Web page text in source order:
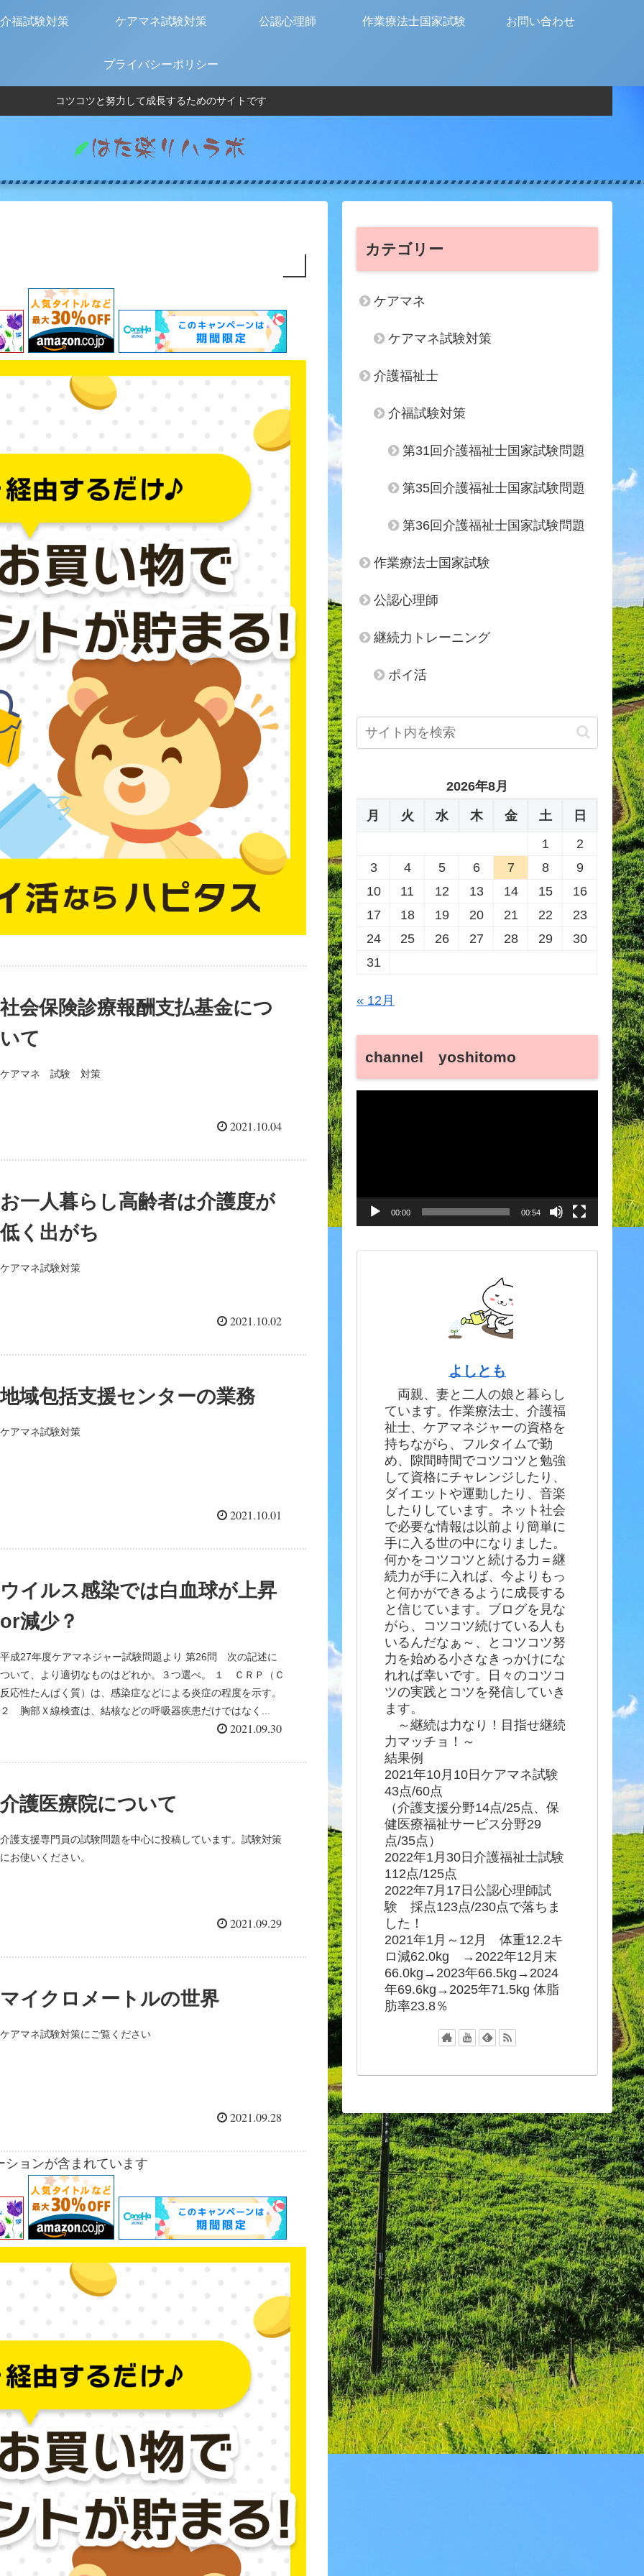
コツコツと努力して成長するためのサイトです
介福試験対策 ケアマネ試験対策 公認心理師 作業療法士国家試験 お問い合わせ
プライバシーポリシー
社会保険診療報酬支払基金につ
いて
ケアマネ 試験 対策
2021.10.04
お一人暮らし高齢者は介護度が
低く出がち
ケアマネ試験対策
2021.10.02
地域包括支援センターの業務
ケアマネ試験対策
2021.10.01
ウイルス感染では白血球が上昇
or減少？
平成27年度ケアマネジャー試験問題より 第26問 次の記述に
ついて、より適切なものはどれか。３つ選べ。 １ ＣＲＰ（Ｃ
反応性たんぱく質）は、感染症などによる炎症の程度を示す。
２ 胸部Ｘ線検査は、結核などの呼吸器疾患だけではなく...
2021.09.30
介護医療院について
介護支援専門員の試験問題を中心に投稿しています。試験対策
にお使いください。
2021.09.29
マイクロメートルの世界
ケアマネ試験対策にご覧ください
2021.09.28
ションが含まれています
カテゴリー
ケアマネ
ケアマネ試験対策
介護福祉士
介福試験対策
第31回介護福祉士国家試験問題
第35回介護福祉士国家試験問題
第36回介護福祉士国家試験問題
作業療法士国家試験
公認心理師
継続力トレーニング
ポイ活
2026年8月
月 火 水 木 金 土
日
1
2
3
4 5 6 7 8
9
10
11 12 13 14 15
16
17
18 19 20 21 22
23
24
25 26 27 28 29
30
31
« 12月
channel yoshitomo
00:00 00:54
よしとも
両親、妻と二人の娘と暮らし
ています。作業療法士、介護福
祉士、ケアマネジャーの資格を
持ちながら、フルタイムで勤
め、隙間時間でコツコツと勉強
して資格にチャレンジしたり、
ダイエットや運動したり、音楽
したりしています。ネット社会
で必要な情報は以前より簡単に
手に入る世の中になりました。
何かをコツコツと続ける力＝継
続力が手に入れば、今よりもっ
と何かができるように成長する
と信じています。ブログを見な
がら、コツコツ続けている人も
いるんだなぁ～、とコツコツ努
力を始める小さなきっかけにな
れれば幸いです。日々のコツコ
ツの実践とコツを発信していき
ます。
～継続は力なり！目指せ継続
力マッチョ！～
結果例
2021年10月10日ケアマネ試験
43点/60点
（介護支援分野14点/25点、保
健医療福祉サービス分野29
点/35点）
2022年1月30日介護福祉士試験
112点/125点
2022年7月17日公認心理師試
験 採点123点/230点で落ちま
した！
2021年1月～12月 体重12.2キ
ロ減62.0kg →2022年12月末
66.0kg→2023年66.5kg→2024
年69.6kg→2025年71.5kg 体脂
肪率23.8％